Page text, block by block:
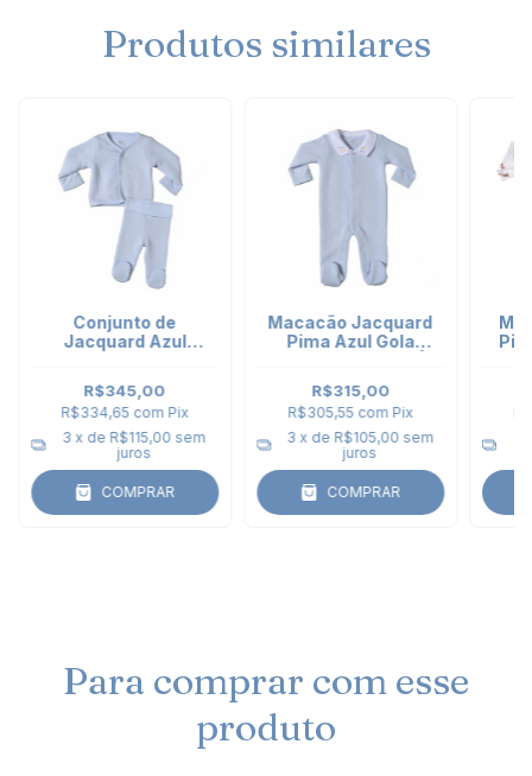
Produtos similares
Conjunto de
Jacquard Azul
R$345,00
R$334,65 com Pix
3 x de R$115,00 sem
juros
COMPRAR
Macacão Jacquard
Pima Azul Gola
R$315,00
R$305,55 com Pix
3 x de R$105,00 sem
juros
COMPRAR
Para comprar com esse
produto